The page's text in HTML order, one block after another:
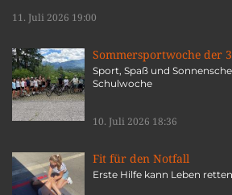
11. Juli 2026 19:00
Sommersportwoche der
Sport, Spaß und
Schulwoche
10. Juli 2026 18:36
Fit für den Notfall
Erste Hilfe kann Leben retten